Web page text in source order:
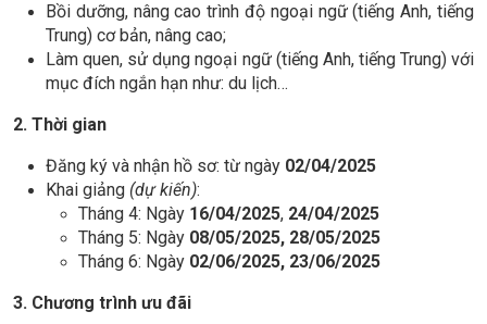
Bồi dưỡng, nâng cao trình độ ngoại ngữ (tiếng Anh, tiếng
Trung) cơ bản, nâng cao;
Làm quen, sử dụng ngoại ngữ (tiếng Anh, tiếng Trung) với
mục đích ngắn hạn như: du lịch…
2. Thời gian
Đăng ký và nhận hồ sơ: từ ngày 02/04/2025
Khai giảng (dự kiến):
Tháng 4: Ngày 16/04/2025, 24/04/2025
Tháng 5: Ngày 08/05/2025, 28/05/2025
Tháng 6: Ngày 02/06/2025, 23/06/2025
3. Chương trình ưu đãi